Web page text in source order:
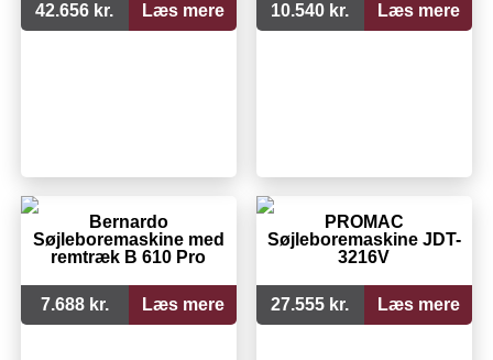
42.656 kr. Læs mere 10.540 kr. Læs mere
Bernardo
Søjleboremaskine med
remtræk B 610 Pro
7.688 kr. Læs mere
PROMAC
Søjleboremaskine JDT-
3216V
27.555 kr. Læs mere